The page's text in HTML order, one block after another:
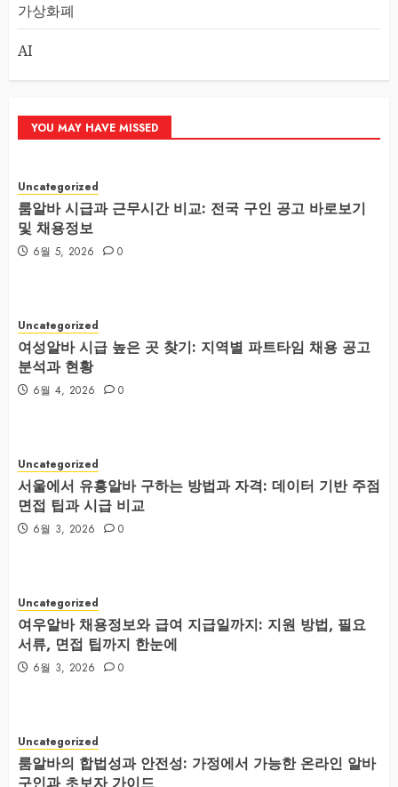
가상화폐
AI
YOU MAY HAVE MISSED
Uncategorized
룸알바 시급과 근무시간 비교: 전국 구인 공고 바로보기
및 채용정보
6월 5, 2026 0
Uncategorized
여성알바 시급 높은 곳 찾기: 지역별 파트타임 채용 공고
분석과 현황
6월 4, 2026 0
Uncategorized
서울에서 유흥알바 구하는 방법과 자격: 데이터 기반 주점
면접 팁과 시급 비교
6월 3, 2026 0
Uncategorized
여우알바 채용정보와 급여 지급일까지: 지원 방법, 필요
서류, 면접 팁까지 한눈에
6월 3, 2026 0
Uncategorized
룸알바의 합법성과 안전성: 가정에서 가능한 온라인 알바